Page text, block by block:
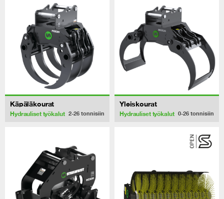
Käpäläkourat
Hydrauliset työkalut 2-26 tonnisiin
Yleiskourat
Hydrauliset työkalut 0-26 tonnisiin